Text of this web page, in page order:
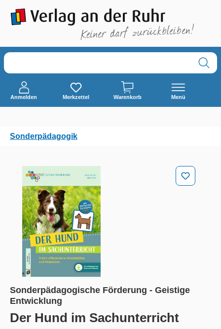
springen
Anmelden Merkzettel Warenkorb Menü
Sonderpädagogik
Bildergalerie überspringen
Sonderpädagogische Förderung - Geistige
Entwicklung
Der Hund im Sachunterricht